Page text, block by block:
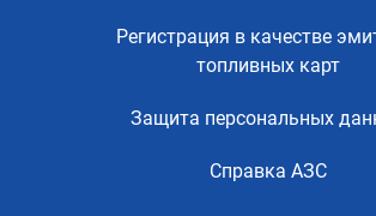
Регистрация в качестве
топливных карт
Защита персональных
Справка АЗС